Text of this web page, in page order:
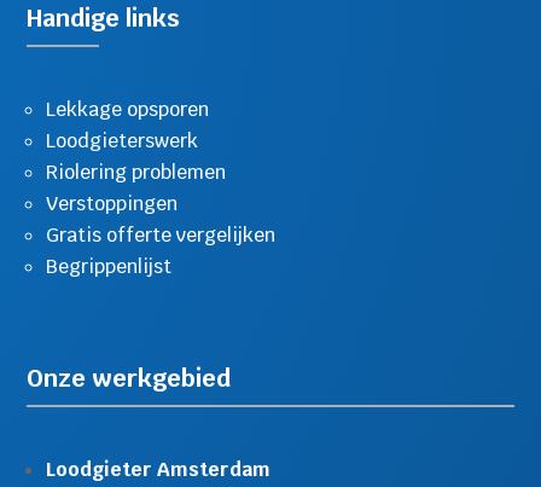
Handige links
Lekkage opsporen
Loodgieterswerk
Riolering problemen
Verstoppingen
Gratis offerte vergelijken
Begrippenlijst
Onze werkgebied
Loodgieter Amsterdam